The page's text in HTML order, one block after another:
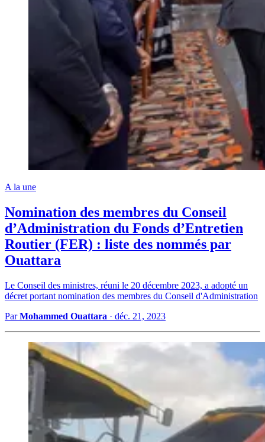
A la une
Nomination des membres du Conseil
d’Administration du Fonds d’Entretien
Routier (FER) : liste des nommés par
Ouattara
Le Conseil des ministres, réuni le 20 décembre 2023, a adopté un
décret portant nomination des membres du Conseil d'Administration
ParMohammed Ouattara · déc. 21, 2023